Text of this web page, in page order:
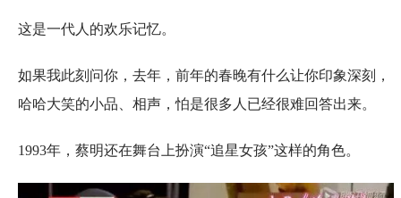
这是一代人的欢乐记忆。
如果我此刻问你，去年，前年的春晚有什么让你印象深刻，
哈哈大笑的小品、相声，怕是很多人已经很难回答出来。
1993年，蔡明还在舞台上扮演“追星女孩”这样的角色。